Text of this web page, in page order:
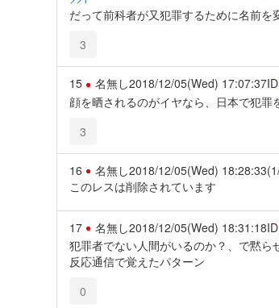
だって前科者が又犯罪するために名前を
3
15 名無し2018/12/05(Wed) 17:07:37
顔を晒されるのがイヤなら、日本で犯罪
3
16 名無し2018/12/05(Wed) 18:28:33
このレスは削除されています
17 名無し2018/12/05(Wed) 18:31:18
犯罪者でない人間がいるのか？、で黙ら
反応通信で覚えたパターン
0